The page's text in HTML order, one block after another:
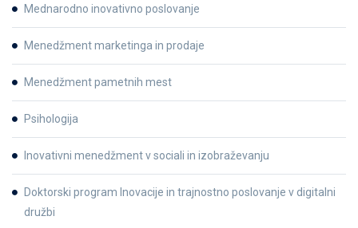
Mednarodno inovativno poslovanje
Menedžment marketinga in prodaje
Menedžment pametnih mest
Psihologija
Inovativni menedžment v sociali in izobraževanju
Doktorski program Inovacije in trajnostno poslovanje v digitalni
družbi